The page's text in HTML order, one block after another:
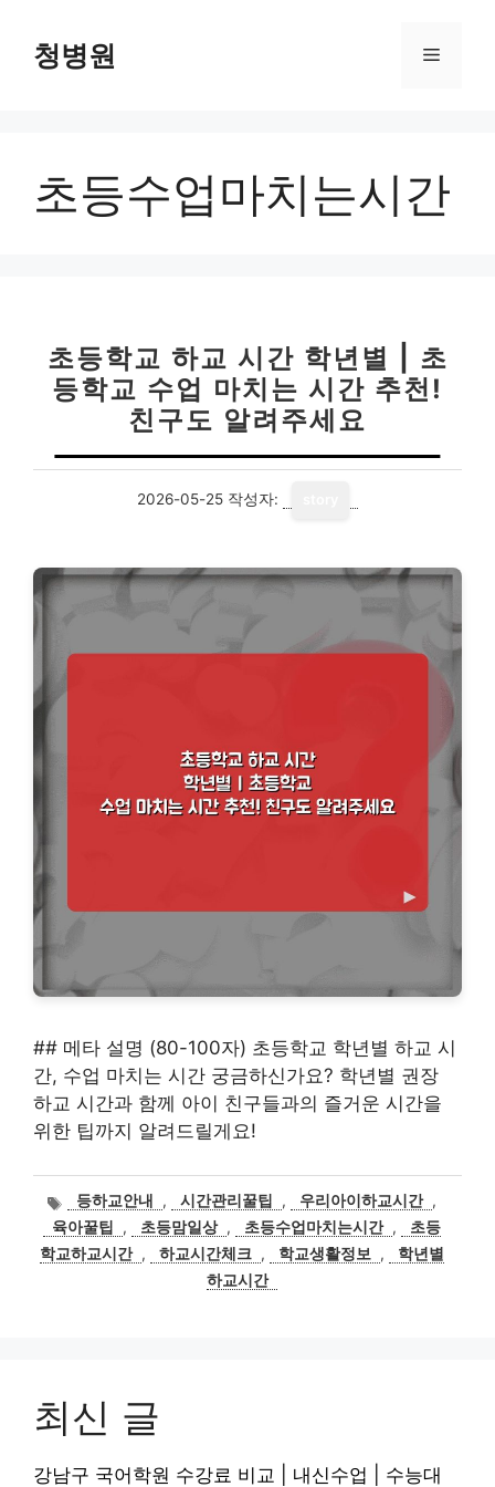
청병원 메
초등수업마치는시간
초등학교 하교 시간 학년별 | 초
등학교 수업 마치는 시간 추천!
친구도 알려주세요
2026-05-25 작성자:
## 메타 설명 (80-100자) 초등학교 학년별 하교 시
간, 수업 마치는 시간 궁금하신가요? 학년별 권장
하교 시간과 함께 아이 친구들과의 즐거운 시간을
위한 팁까지 알려드릴게요!
태
그
등하교안내 , 시간관리꿀팁 , 우리아이하교시간 ,
육아꿀팁
, 초등맘일상 , 초등수업마치는시간 ,
초등
학교하교시간 , 하교시간체크 , 학교생활정보 ,
학년별
하교시간
최신 글
강남구 국어학원 수강료 비교 | 내신수업 | 수능대